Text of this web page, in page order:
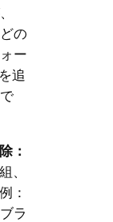
の
ー
追
：
、
：
ラ